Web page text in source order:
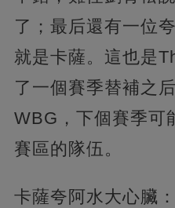
了；最后還有一位
就是卡薩。這也是
了一個賽季替補之
WBG，下個賽季可
賽區的隊伍。
卡薩夸阿水大心臟